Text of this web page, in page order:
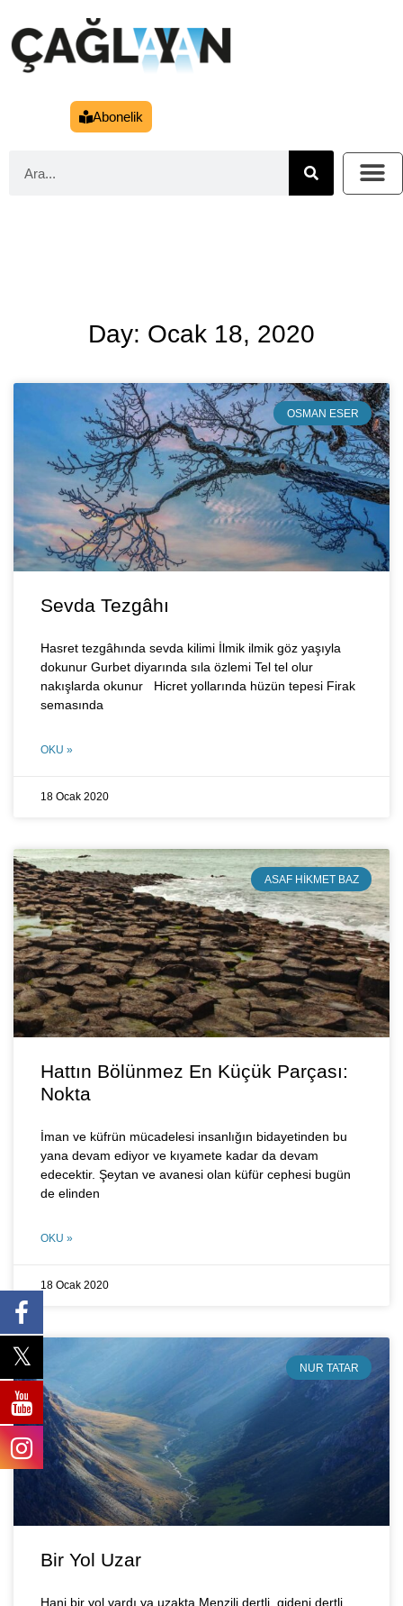
Abonelik
Day: Ocak 18, 2020
OSMAN ESER
Sevda Tezgâhı
Hasret tezgâhında sevda kilimi İlmik ilmik göz yaşıyla
dokunur Gurbet diyarında sıla özlemi Tel tel olur
nakışlarda okunur Hicret yollarında hüzün tepesi Firak
semasında
OKU »
18 Ocak 2020
ASAF HIKMET BAZ
Hattın Bölünmez En Küçük Parçası:
Nokta
İman ve küfrün mücadelesi insanlığın bidayetinden bu
yana devam ediyor ve kıyamete kadar da devam
edecektir. Şeytan ve avanesi olan küfür cephesi bugün
de elinden
OKU »
18 Ocak 2020
NUR TATAR
Bir Yol Uzar
Hani bir yol vardı ya uzakta Menzili dertli, gideni dertli